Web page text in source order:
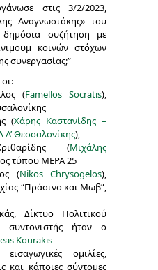
στις 3/2/2023,
Αναγνωστάκης» του
συζήτηση με
κοινών στόχων
συνεργασίας;”
(Famellos Socratis),
(Χάρης Καστανίδης –
Θεσσαλονίκης),
(Μιχάλης
τύπου ΜΕΡΑ 25
(Nikos Chrysogelos),
“Πράσινο και Μωβ”,
Δίκτυο Πολιτικού
συντονιστής ήταν ο
Kourakis
ομιλίες,
και κάποιες σύντομες